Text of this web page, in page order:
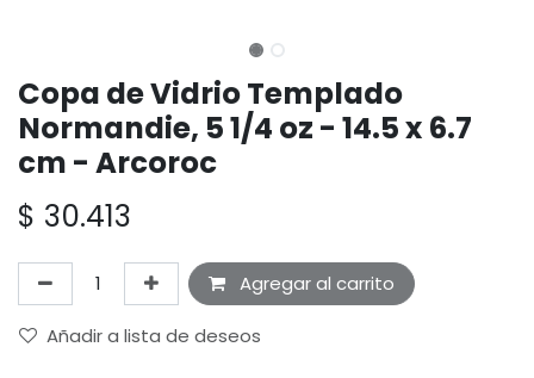
Copa de Vidrio Templado
Normandie, 5 1/4 oz - 14.5 x 6.7
cm - Arcoroc
$ 30.413
Agregar al carrito
Añadir a lista de deseos